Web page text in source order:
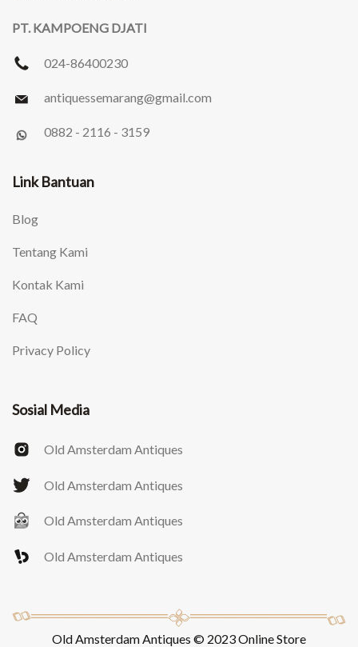
PT. KAMPOENG DJATI
024-86400230
antiquessemarang@gmail.com
0882 - 2116 - 3159
Link Bantuan
Blog
Tentang Kami
Kontak Kami
FAQ
Privacy Policy
Sosial Media
Old Amsterdam Antiques
Old Amsterdam Antiques
Old Amsterdam Antiques
Old Amsterdam Antiques
Old Amsterdam Antiques © 2023 Online Store